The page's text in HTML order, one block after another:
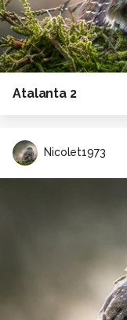
Atalanta 2
Nicolet1973